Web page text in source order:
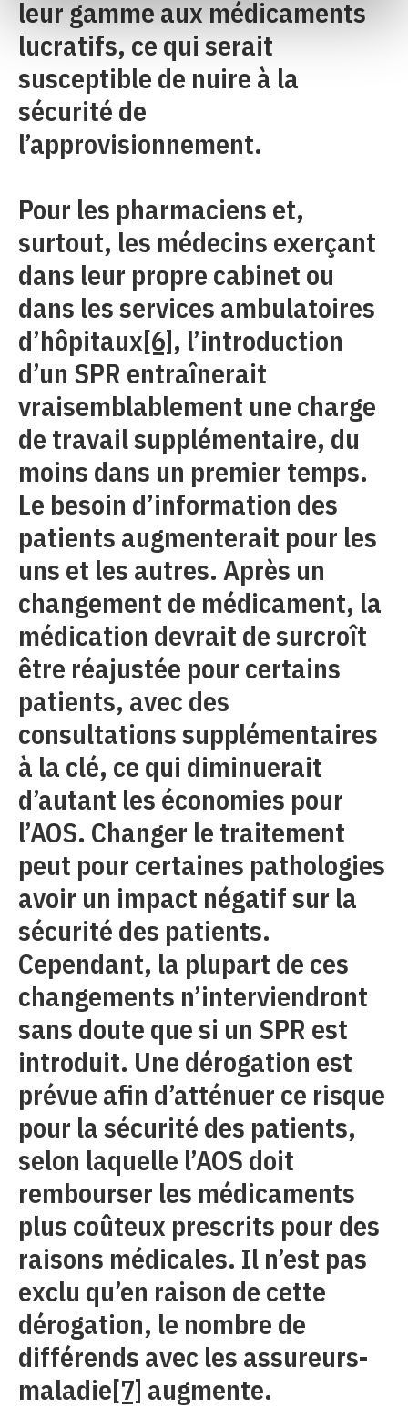
leur gamme aux médicaments
lucratifs, ce qui serait
susceptible de nuire à la
sécurité de
l’approvisionnement.
Pour les pharmaciens et,
surtout, les médecins exerçant
dans leur propre cabinet ou
dans les services ambulatoires
d’hôpitaux[6], l’introduction
d’un SPR entraînerait
vraisemblablement une charge
de travail supplémentaire, du
moins dans un premier temps.
Le besoin d’information des
patients augmenterait pour les
uns et les autres. Après un
changement de médicament, la
médication devrait de surcroît
être réajustée pour certains
patients, avec des
consultations supplémentaires
à la clé, ce qui diminuerait
d’autant les économies pour
l’AOS. Changer le traitement
peut pour certaines pathologies
avoir un impact négatif sur la
sécurité des patients.
Cependant, la plupart de ces
changements n’interviendront
sans doute que si un SPR est
introduit. Une dérogation est
prévue afin d’atténuer ce risque
pour la sécurité des patients,
selon laquelle l’AOS doit
rembourser les médicaments
plus coûteux prescrits pour des
raisons médicales. Il n’est pas
exclu qu’en raison de cette
dérogation, le nombre de
différends avec les assureurs-
maladie[7] augmente.